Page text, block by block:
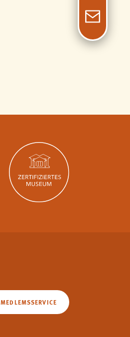
MEDLEMSSERVICE